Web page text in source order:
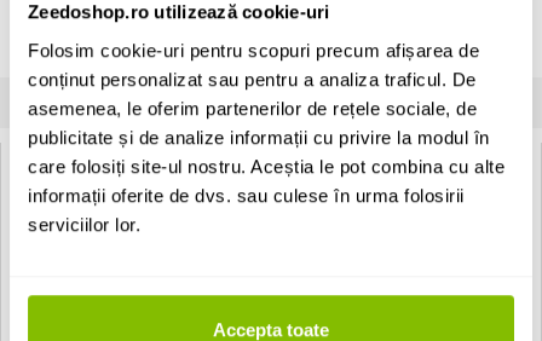
Zeedoshop.ro utilizează cookie-uri
Folosim cookie-uri pentru scopuri precum afișarea de
conținut personalizat sau pentru a analiza traficul. De
asemenea, le oferim partenerilor de rețele sociale, de
publicitate și de analize informații cu privire la modul în
care folosiți site-ul nostru. Aceștia le pot combina cu alte
informații oferite de dvs. sau culese în urma folosirii
serviciilor lor.
Accepta toate
SPECIFICATII COMENTARII CLIENTI (1
Specificatii Tehnice Ernie Ball 2627 Beefy Slinky 11-54
Tip
6 corzi